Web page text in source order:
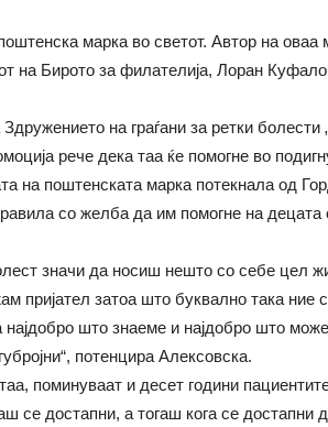
марка во светот. Автор на
на Бирото за филателија, Лоран
на граѓани за ретки
рече дека таа ќе помогне во
на поштенската марка потекнала од
со желба да им помогне на децата
значи да носиш нешто со себе цел
пријател затоа што буквално така
што знаеме и најдобро што
потенцира Алексовска.
поминуваат и десет години
се достапни, а тогаш кога се достапни